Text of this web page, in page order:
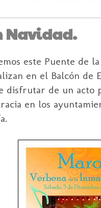
Navidad.
este Puente de
en el Balcón de
disfrutar de un
en los